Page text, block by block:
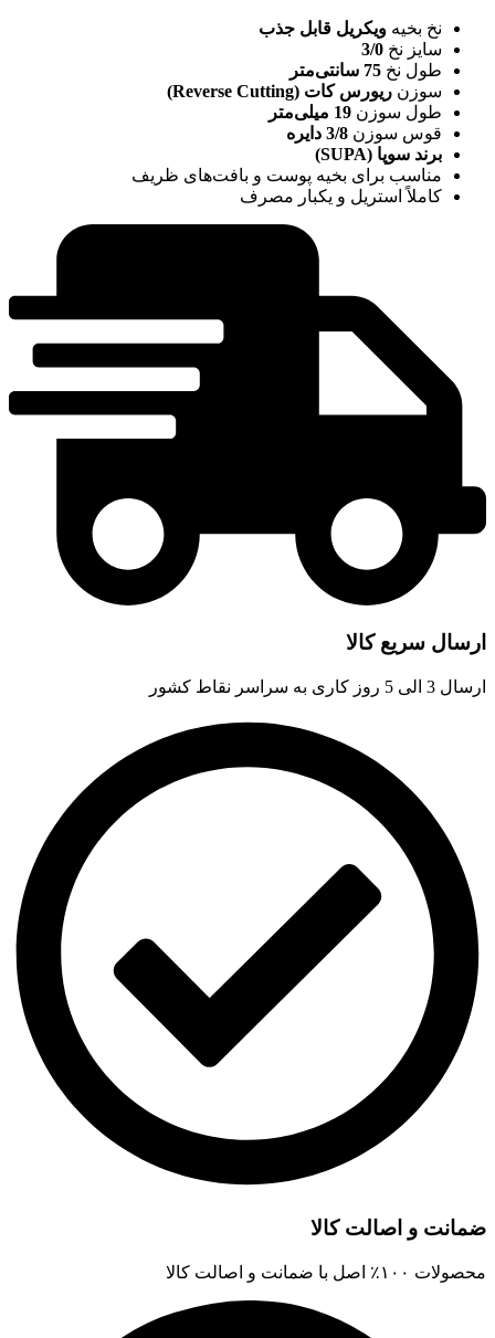
نخ بخیه ویکریل قابل جذب
سایز نخ 3/0
طول نخ 75 سانتی‌متر
سوزن ریورس کات (Reverse Cutting)
طول سوزن 19 میلی‌متر
قوس سوزن 3/8 دایره
برند سوپا (SUPA)
مناسب برای بخیه پوست و بافت‌های ظریف
کاملاً استریل و یکبار مصرف
ارسال سریع کالا
ارسال 3 الی 5 روز کاری به سراسر نقاط کشور
ضمانت و اصالت کالا
محصولات ۱۰۰٪ اصل با ضمانت و اصالت کالا